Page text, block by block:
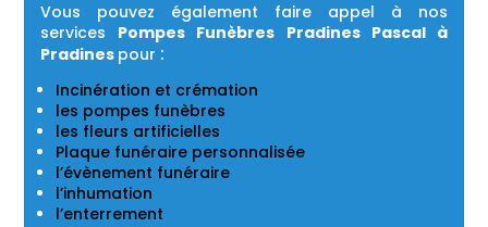
Vous pouvez également faire appel à nos
services
Pompes Funèbres Pradines Pascal à
Pradines pour :
Incinération et crémation
les pompes funèbres
les fleurs artificielles
Plaque funéraire personnalisée
l’évènement funéraire
l’inhumation
l’enterrement